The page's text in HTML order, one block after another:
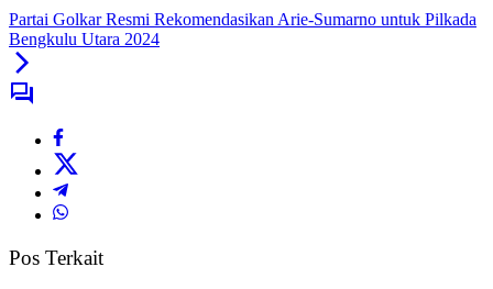
Partai Golkar Resmi Rekomendasikan Arie-Sumarno untuk Pilkada
Bengkulu Utara 2024
Pos Terkait